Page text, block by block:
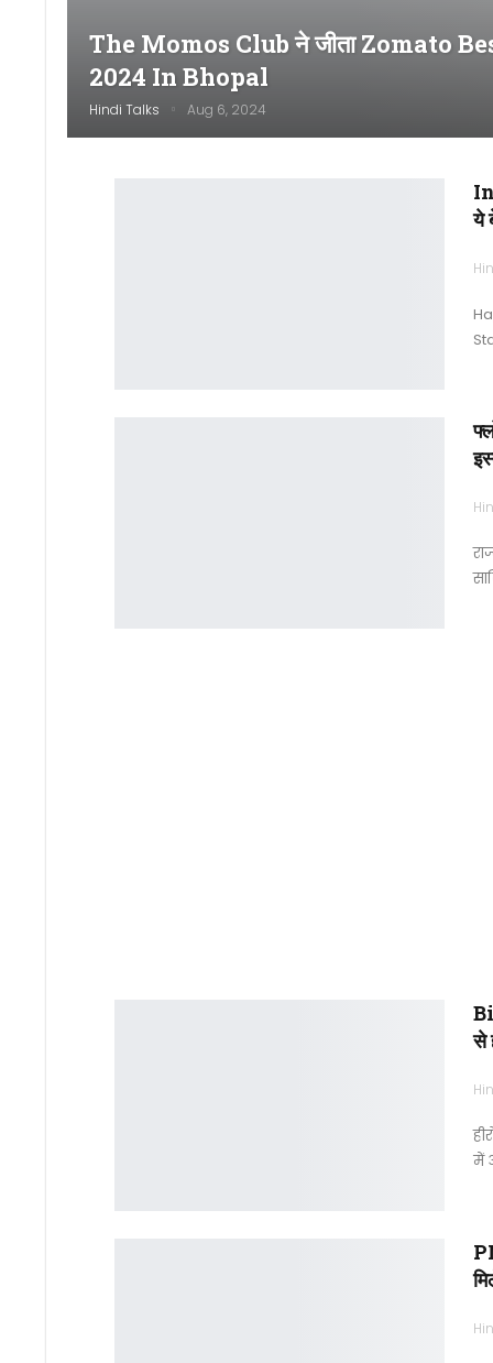
The Momos Club ने जीता Zomato
2024 In Bhopal
Hindi Talks Aug 6, 2024
ये
से
में